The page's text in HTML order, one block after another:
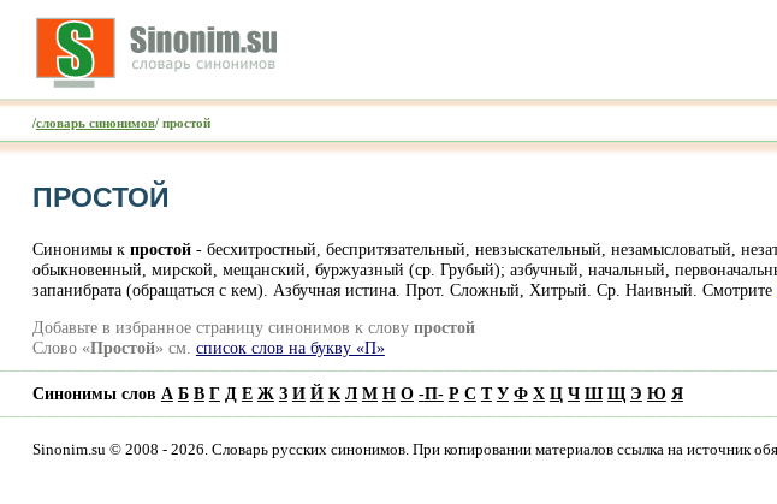
/словарь синонимов/ простой
ПРОСТОЙ
Синонимы к простой- бесхитростный, беспритязательный, невзыскательный, незамысловатый,
обыкновенный, мирской, мещанский, буржуазный (ср. Грубый); азбучный, начальный,
запанибрата (обращаться с кем). Азбучная истина. Прот. Сложный, Хитрый. Ср. Наивный. Смотрите
Добавьте в избранное страницу синонимов к слову простой
Слово «Простой» см. список слов на букву «П»
Синонимы слов А Б В Г Д Е Ж З И Й К Л М Н О -П- Р С Т У Ф Х Ц Ч Ш Щ Э Ю Я
Sinonim.su © 2008 - 2026. Словарь русских синонимов. При копировании материалов ссылка на источник